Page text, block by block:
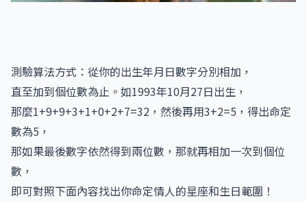
測驗算法方式：從你的出生年月日數字分別相加，
直至加到個位數為止。如1993年10月27日出生，
那麼1+9+9+3+1+0+2+7=32，然後再用3+2=5，得出命定
數為5，
那如果最後數字依然得到兩位數，那就再相加一次到個位
數，
即可對照下面內容找出你命定情人的星座和生日範圍！